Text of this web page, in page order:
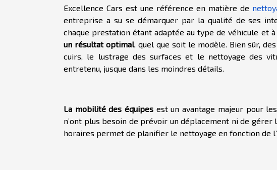
Excellence Cars est une référence en matière de
entreprise a su se démarquer par la qualité de ses
chaque prestation étant adaptée au type de véhicule et
un résultat optimal, quel que soit le modèle. Bien sûr,
cuirs, le lustrage des surfaces et le nettoyage des
entretenu, jusque dans les moindres détails.
La mobilité des équipes est un avantage majeur pour
n’ont plus besoin de prévoir un déplacement ni de
horaires permet de planifier le nettoyage en fonction de